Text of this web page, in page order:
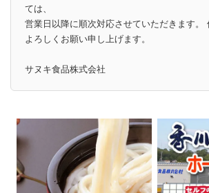
ては、
営業日以降に順次対応させていただきます。
よろしくお願い申し上げます。
サヌキ食品株式会社